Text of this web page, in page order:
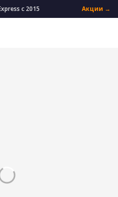
с 2015 Акции →